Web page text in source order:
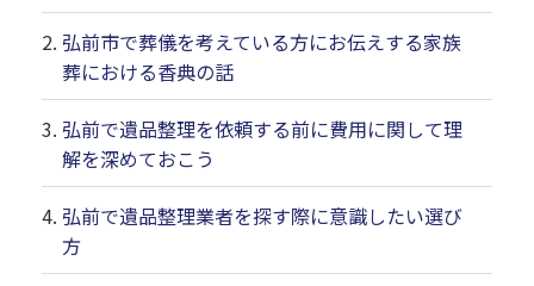
弘前市で葬儀を考えている方にお伝えする家族
葬における香典の話
弘前で遺品整理を依頼する前に費用に関して理
解を深めておこう
弘前で遺品整理業者を探す際に意識したい選び
方